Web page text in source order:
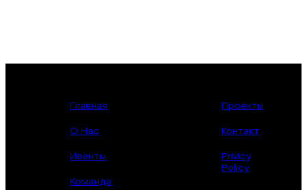
Главная
О Нас
Ивенты
Команда
Проекты
Контакт
Privicy
Policy